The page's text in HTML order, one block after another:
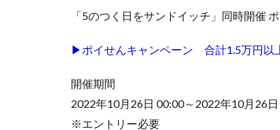
「5のつく日をサンドイッチ」同時開催
▶ポイせんキャンペーン 合計1.5万円以
開催期間
2022年10月26日 00:00～2022年10月26
※エントリー必要